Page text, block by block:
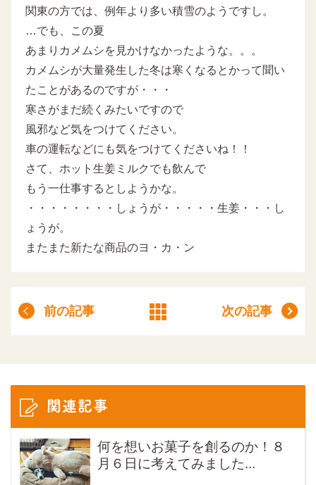
関東の方では、例年より多い積雪のようですし。
…でも、この夏
あまりカメムシを見かけなかったような。。。
カメムシが大量発生した冬は寒くなるとかって聞い
たことがあるのですが・・・
寒さがまだ続くみたいですので
風邪など気をつけてください。
車の運転などにも気をつけてくださいね！！
さて、ホット生姜ミルクでも飲んで
もう一仕事するとしようかな。
・・・・・・・・しょうが・・・・・生姜・・・し
ょうが。
またまた新たな商品のヨ・カ・ン
前の記事 次の記事
関連記事
何を想いお菓子を創るのか！８
月６日に考えてみました...